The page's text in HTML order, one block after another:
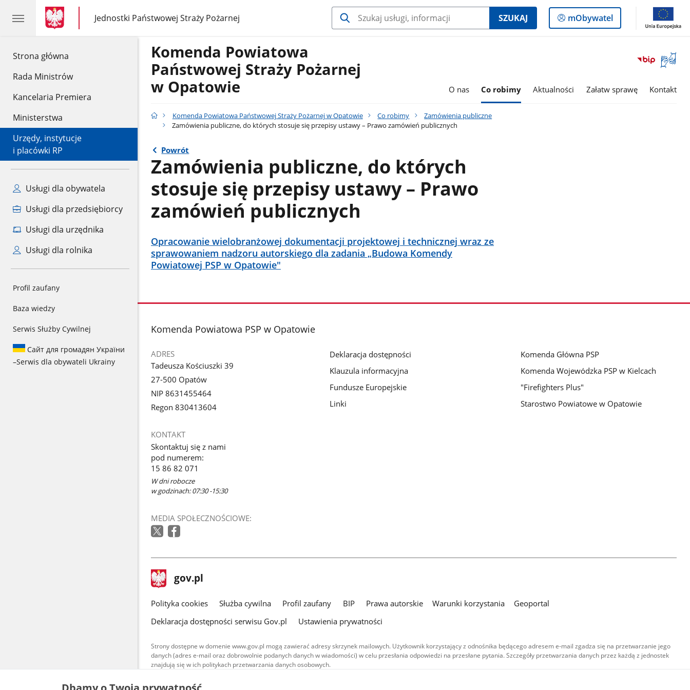
Strona główna
Rada Ministrów
Kancelaria Premiera
Ministerstwa
Urzędy, instytucje
i placówki RP
Usługi dla obywatela
Usługi dla przedsiębiorcy
Usługi dla urzędnika
Usługi dla rolnika
Profil zaufany
Baza wiedzy
Serwis Służby Cywilnej
Сайт для громадян України
–Serwis dla obywateli Ukrainy
gov.pl
gov.pl
Jednostki Państwowej Straży Pożarnej
gov.pl
Jednostki
Państwowej
SZUKAJ
Logowanie
do
mObywatel
Otwórz
okno
Komenda Powiatowa
Państwowej Straży Pożarnej
w Opatowie
O nas Co robimy Aktualności Załatw sprawę Kontakt
Komenda Powiatowa Państwowej Straży Pożarnej w Opatowie Co robimy
Zamówienia publiczne
Zamówienia publiczne, do których stosuje się przepisy ustawy – Prawo zamówień publicznych
Powrót
Zamówienia publiczne, do których
stosuje się przepisy ustawy – Prawo
zamówień publicznych
Opracowanie wielobranżowej dokumentacji projektowej i technicznej wraz ze
sprawowaniem nadzoru autorskiego dla zadania „Budowa Komendy
Powiatowej PSP w Opatowie"
stopka
Komenda Powiatowa PSP w Opatowie
ADRES
Tadeusza Kościuszki 39
27-500 Opatów
NIP 8631455464
Regon 830413604
KONTAKT
Skontaktuj się z nami
pod numerem:
15 86 82 071
W dni robocze
w godzinach: 07:30 -15:30
MEDIA SPOŁECZNOŚCIOWE:
Deklaracja dostępności
Klauzula informacyjna
Fundusze Europejskie
Linki
Komenda Główna PSP
Komenda Wojewódzka PSP w Kielcach
"Firefighters Plus"
Starostwo Powiatowe w Opatowie
stopka
gov.pl Strona
gov.pl
gov.pl
Polityka cookies Służba cywilna Profil zaufany BIP Prawa autorskie Warunki korzystania
Geoportal
Deklaracja dostępności serwisu Gov.pl
Ustawienia prywatności
Strony dostępne w domenie www.gov.pl mogą zawierać adresy skrzynek mailowych. Użytkownik korzystający z odnośnika będącego adresem e-mail zgadza się na przetwarzanie jego
danych (adres e-mail oraz dobrowolnie podanych danych w wiadomości) w celu przesłania odpowiedzi na przesłane pytania. Szczegóły przetwarzania danych przez każdą z jednostek
znajdują się w ich politykach przetwarzania danych osobowych.
Treści tekstowe publikowane w serwisie (z wyłączeniem treści audiowizualnych), są